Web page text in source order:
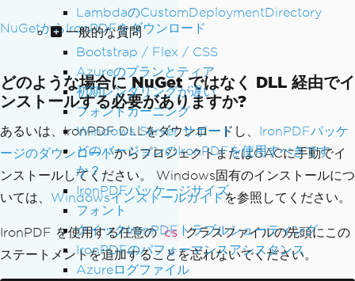
LambdaのCustomDeploymentDirectory
一般的な質問
Bootstrap / Flex / CSS
Azureのプランとティア
初期レンダリングが遅い
フォントカーニング
Windows Server サポート
どのバージョンのIronPDFを使用すべきです
か？
IronPDFパッケージサイズ
フォント
クイックIronPDFトラブルシューティング
IronPDFのパフォーマンスアシスタンス
Azureログファイル
NuGetからIronPDFをダウンロード
どのような場合に NuGet ではなく DLL 経由でイ
ンストールする必要がありますか?
あるいは、IronPDF DLLをダウンロードし、 IronPDFパッケ
ージのダウンロードからプロジェクトまたはGACに手動でイ
ンストールしてください。 Windows固有のインストールにつ
いては、 Windowsインストールガイドを参照してください。
IronPDF を使用する任意の cs クラスファイルの先頭にこの
ステートメントを追加することを忘れないでください。